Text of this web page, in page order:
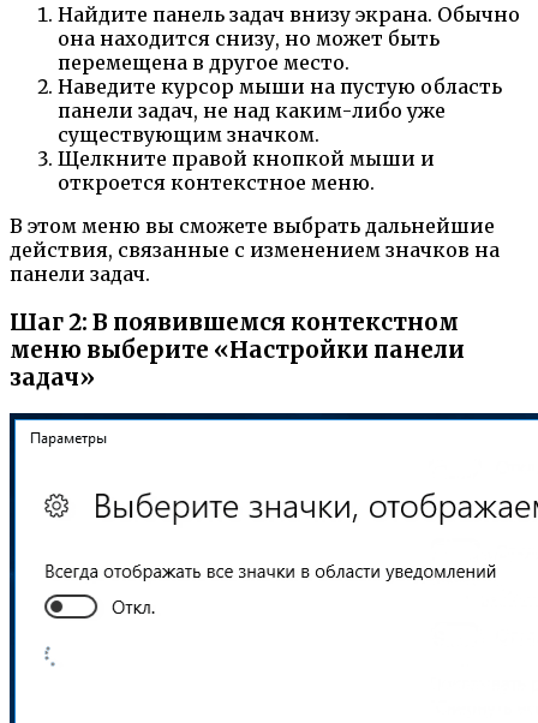
Найдите панель задач внизу экрана. Обычно
она находится снизу, но может быть
перемещена в другое место.
Наведите курсор мыши на пустую область
панели задач, не над каким-либо уже
существующим значком.
Щелкните правой кнопкой мыши и
откроется контекстное меню.
В этом меню вы сможете выбрать дальнейшие
действия, связанные с изменением значков на
панели задач.
Шаг 2: В появившемся контекстном
меню выберите «Настройки панели
задач»